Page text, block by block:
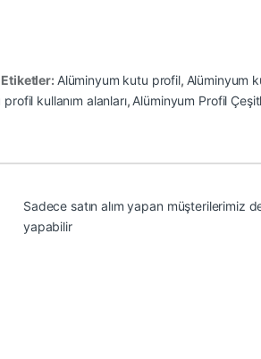
Etiketler: Alüminyum kutu profil, Alüminyum
kullanım alanları, Alüminyum Profil
Sadece satın alım yapan müşterilerimiz
yapabilir